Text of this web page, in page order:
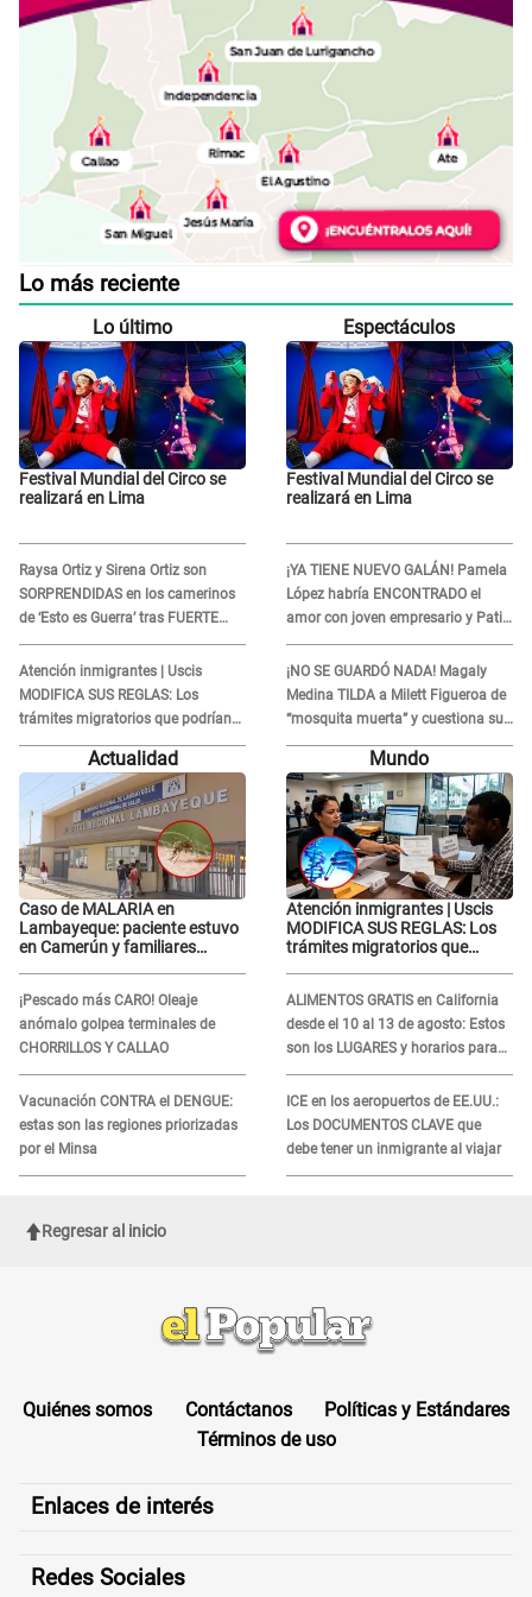
Lo más reciente
Lo último
Festival Mundial del Circo se
realizará en Lima
Raysa Ortiz y Sirena Ortiz son
SORPRENDIDAS en los camerinos
de ‘Esto es Guerra’ tras FUERTE
ENFRENTAMIENTO con Gabriel
Moisés: “Gracias”
Atención inmigrantes | Uscis
MODIFICA SUS REGLAS: Los
trámites migratorios que podrían
necesitar tu prueba de ADN
Espectáculos
Festival Mundial del Circo se
realizará en Lima
¡YA TIENE NUEVO GALÁN! Pamela
López habría ENCONTRADO el
amor con joven empresario y Pati
Lorena la ECHA en VIVO
¡NO SE GUARDÓ NADA! Magaly
Medina TILDA a Milett Figueroa de
“mosquita muerta” y cuestiona su
RECONCILIACIÓN con Marcelo
Tinelli en TV argentina
Actualidad
Caso de MALARIA en
Lambayeque: paciente estuvo
en Camerún y familiares
¡Pescado más CARO! Oleaje
anómalo golpea terminales de
CHORRILLOS Y CALLAO
Vacunación CONTRA el DENGUE:
estas son las regiones priorizadas
por el Minsa
Mundo
Atención inmigrantes | Uscis
MODIFICA SUS REGLAS: Los
trámites migratorios que
ALIMENTOS GRATIS en California
desde el 10 al 13 de agosto: Estos
son los LUGARES y horarios para
recibir la ayuda
ICE en los aeropuertos de EE.UU.:
Los DOCUMENTOS CLAVE que
debe tener un inmigrante al viajar
Regresar al inicio
Quiénes somos Contáctanos
Políticas y Estándares
Términos de uso
Enlaces de interés
Redes Sociales